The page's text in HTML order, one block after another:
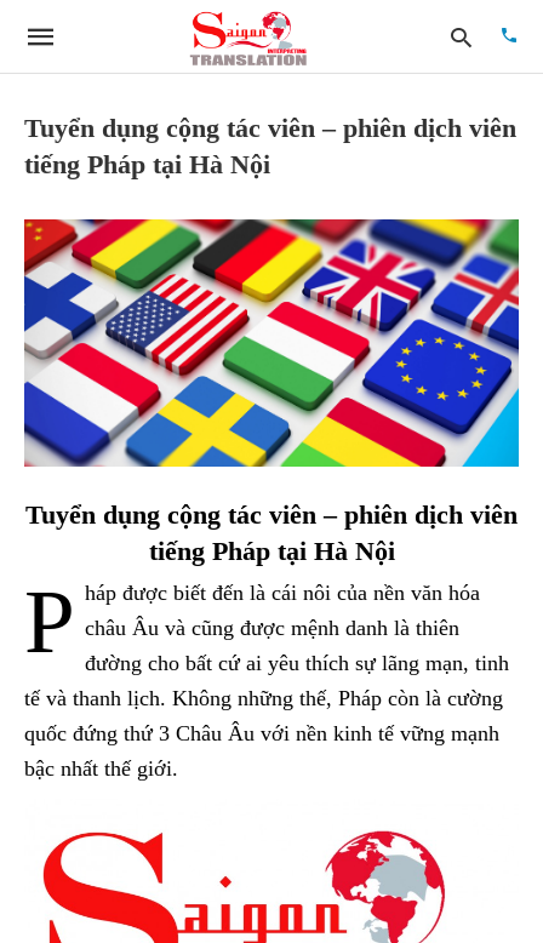
query
and
hit
enter:
Tuyển dụng cộng tác viên – phiên dịch viên
tiếng Pháp tại Hà Nội
Tuyển dụng cộng tác viên – phiên dịch viên
tiếng Pháp tại Hà Nội
P háp được biết đến là cái nôi của nền văn hóa
châu Âu và cũng được mệnh danh là thiên
đường cho bất cứ ai yêu thích sự lãng mạn, tinh
tế và thanh lịch. Không những thế, Pháp còn là cường
quốc đứng thứ 3 Châu Âu với nền kinh tế vững mạnh
bậc nhất thế giới.